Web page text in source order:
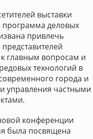
выставки
деловых
привлечь
главным вопросам и
технологий в
города и
управления частными
конференции
была посвящена